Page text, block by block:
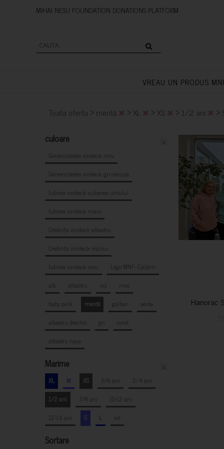
MIHAI NESU FOUNDATION
VREAU UN PRODUS
Toata oferta > mentă > XL > XS > 1/2 ani >
culoare
Generozitatea vindecă- mov
Generozitatea vindecă- gri cenușă
Iubirea vindecă- culoarea untului
Iubirea vindecă- maro
Credința vindecă- albastru
Credința vindecă- vișiniu
Iubirea vindecă- roșu
Logo MNF- Cyclam
alb
albastru roz
mov
baby pink
mentă galben
verde
albastru deschis
gri
coral
albastru navy
Marime
XL M XS 5/6 ani
3/4 ani
1/2 ani
7/8 ani
10-12 ani
12-14 ani
S L xxl
Sortare
Hanorac